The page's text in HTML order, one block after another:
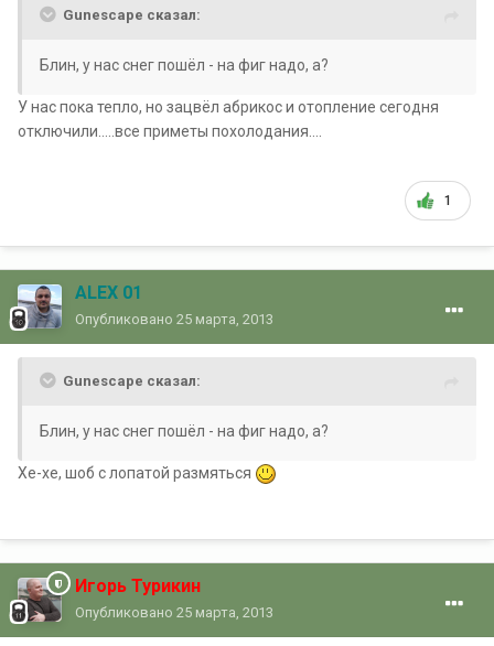
Gunescape сказал:
Блин, у нас снег пошёл - на фиг надо, а?
У нас пока тепло, но зацвёл абрикос и отопление сегодня
отключили.....все приметы похолодания....
1
ALEX 01
Опубликовано 25 марта, 2013
Gunescape сказал:
Блин, у нас снег пошёл - на фиг надо, а?
Хе-хе, шоб с лопатой размяться
Игорь Турикин
Опубликовано 25 марта, 2013